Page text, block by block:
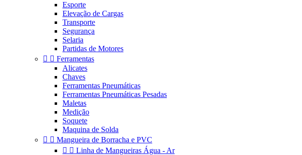
Esporte
Elevação de Cargas
Transporte
Segurança
Selaria
Partidas de Motores
  Ferramentas
Alicates
Chaves
Ferramentas Pneumáticas
Ferramentas Pneumáticas Pesadas
Maletas
Medição
Soquete
Maquina de Solda
  Mangueira de Borracha e PVC
  Linha de Mangueiras Água - Ar